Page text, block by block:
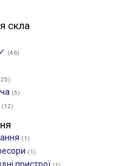
скла
(46)
(5)
(12)
(1)
(1)